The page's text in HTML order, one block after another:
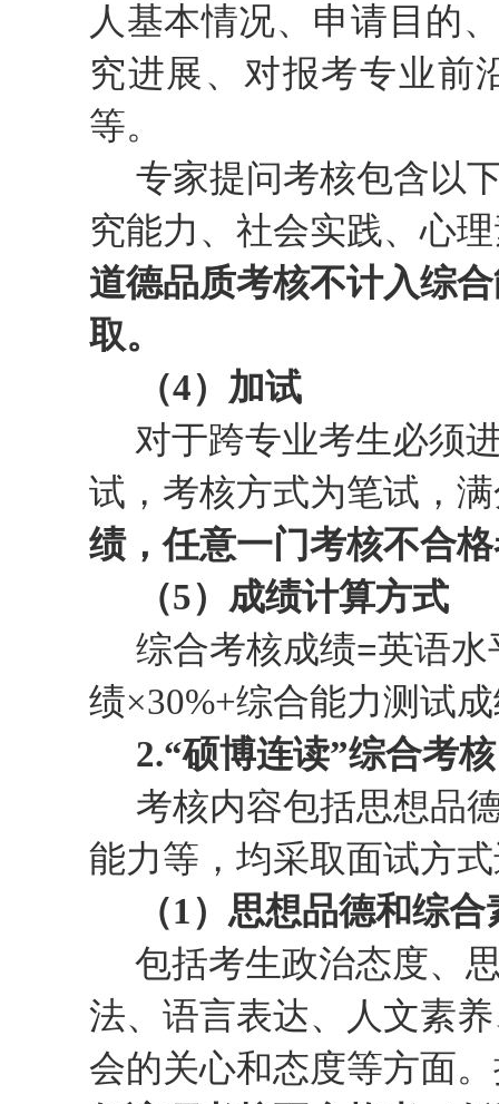
人基本情况、 申请目的
究进展、对报考专业前
等。
专家提问考核包含以
究能力、社会实践、心
道德品质考核不计入综
取。
（4） 加试
对于跨专业考生必须
试，考核方式为笔试，
绩，任意一门考核不合
（5）成绩计算方式
综合考核成绩=英语水
绩×30%+综合能力测试
2.“硕博连读”综合考核
考核内容包括思想品
能力等 ，均采取面试方
（1） 思想品德和综合
包括考生政治态度、
法、语言表达、人文素
会的关心和态度等方面